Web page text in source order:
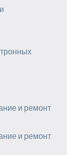
и ремонт
и ремонт